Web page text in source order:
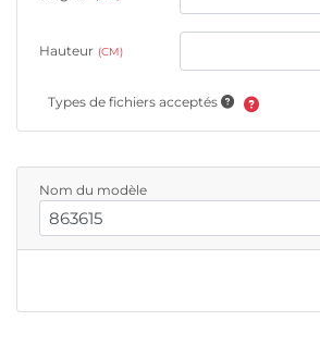
Hauteur (CM)
Types de fichiers acceptés
Nom du modèle